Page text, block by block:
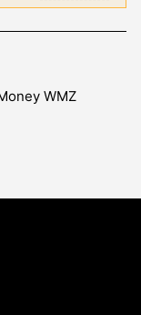
WMZ